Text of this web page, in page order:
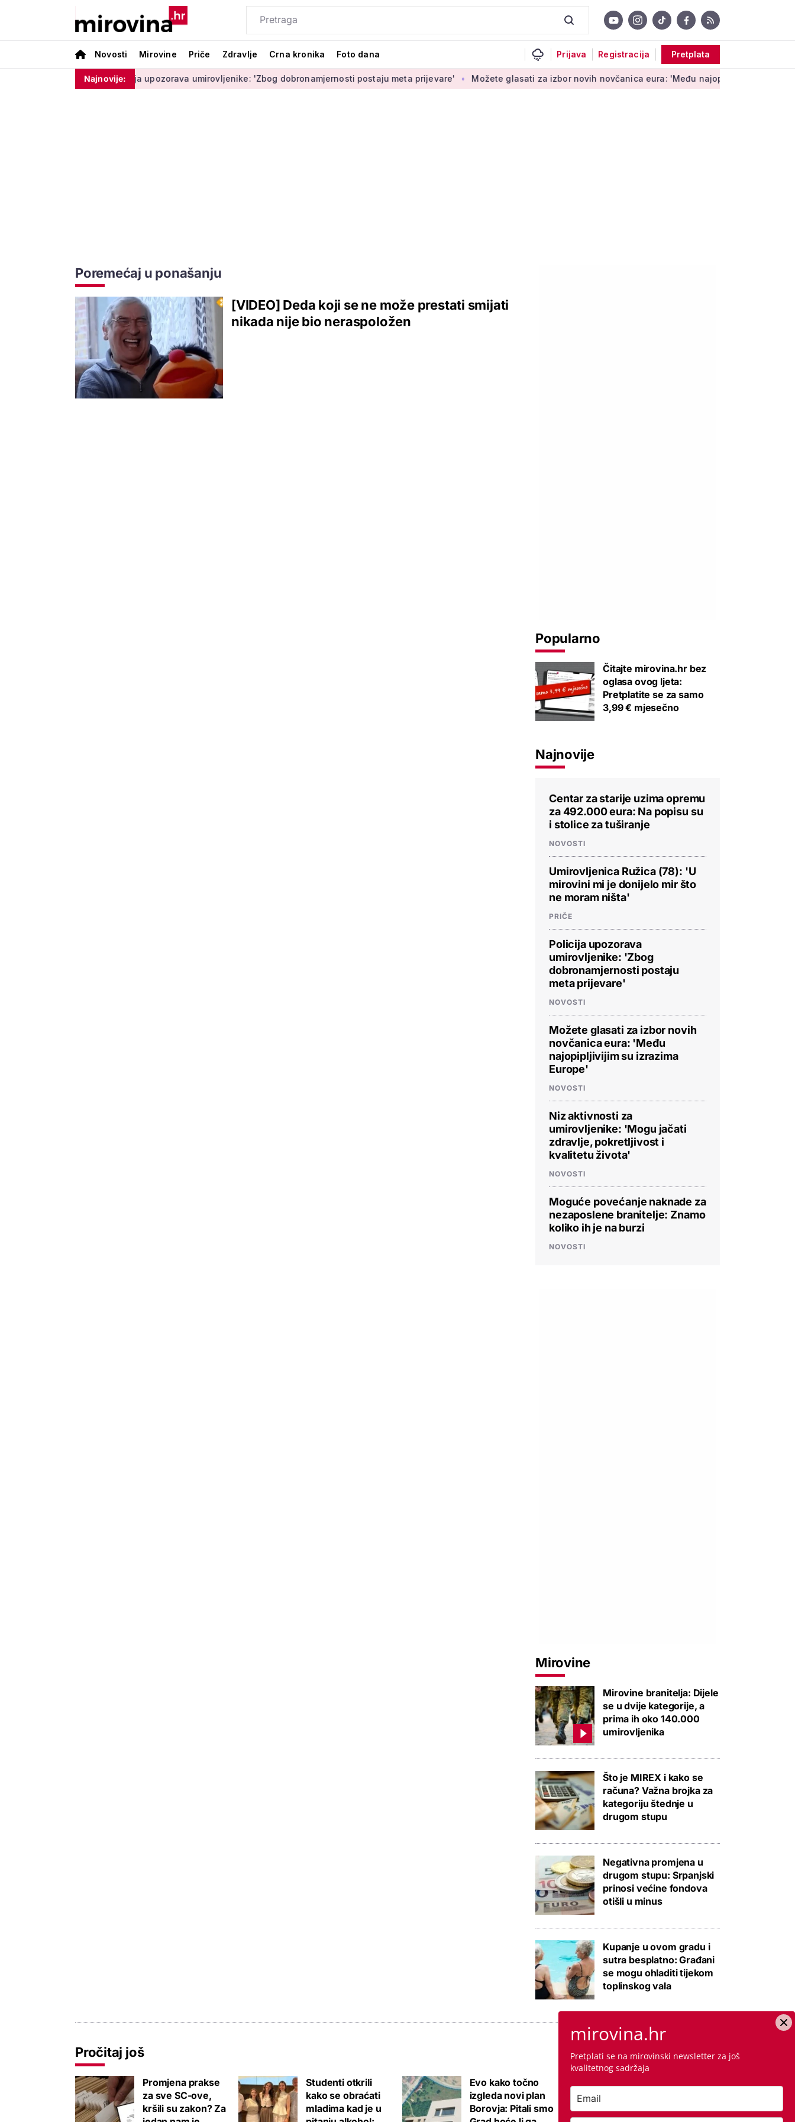
Novosti Mirovine Priče Zdravlje Crna kronika Foto dana Prijava Registracija Pretplata
Najnovije:
Policija upozorava umirovljenike: 'Zbog dobronamjernosti postaju meta prijevare' Možete glasati za izbor novih novčanica eura: 'Među najopipljivijim su izrazima
Poremećaj u ponašanju
[VIDEO] Deda koji se ne može prestati smijati
nikada nije bio neraspoložen
Popularno
Čitajte mirovina.hr bez
oglasa ovog ljeta:
Pretplatite se za samo
3,99 € mjesečno
Najnovije
Centar za starije uzima opremu
za 492.000 eura: Na popisu su
i stolice za tuširanje
NOVOSTI
Umirovljenica Ružica (78): 'U
mirovini mi je donijelo mir što
ne moram ništa'
PRIČE
Policija upozorava
umirovljenike: 'Zbog
dobronamjernosti postaju
meta prijevare'
NOVOSTI
Možete glasati za izbor novih
novčanica eura: 'Među
najopipljivijim su izrazima
Europe'
NOVOSTI
Niz aktivnosti za
umirovljenike: 'Mogu jačati
zdravlje, pokretljivost i
kvalitetu života'
NOVOSTI
Moguće povećanje naknade za
nezaposlene branitelje: Znamo
koliko ih je na burzi
NOVOSTI
Mirovine
Mirovine branitelja: Dijele
se u dvije kategorije, a
prima ih oko 140.000
umirovljenika
Što je MIREX i kako se
računa? Važna brojka za
kategoriju štednje u
drugom stupu
Negativna promjena u
drugom stupu: Srpanjski
prinosi većine fondova
otišli u minus
Kupanje u ovom gradu i
sutra besplatno: Građani
se mogu ohladiti tijekom
toplinskog vala
Pročitaj još
Promjena prakse
za sve SC-ove,
kršili su zakon? Za
Studenti otkrili
kako se obraćati
mladima kad je u
Evo kako točno
izgleda novi plan
Borovja: Pitali smo
znamo i jeste li
mirovina.hr
Pretplati se na mirovinski newsletter za još
kvalitetnog sadržaja